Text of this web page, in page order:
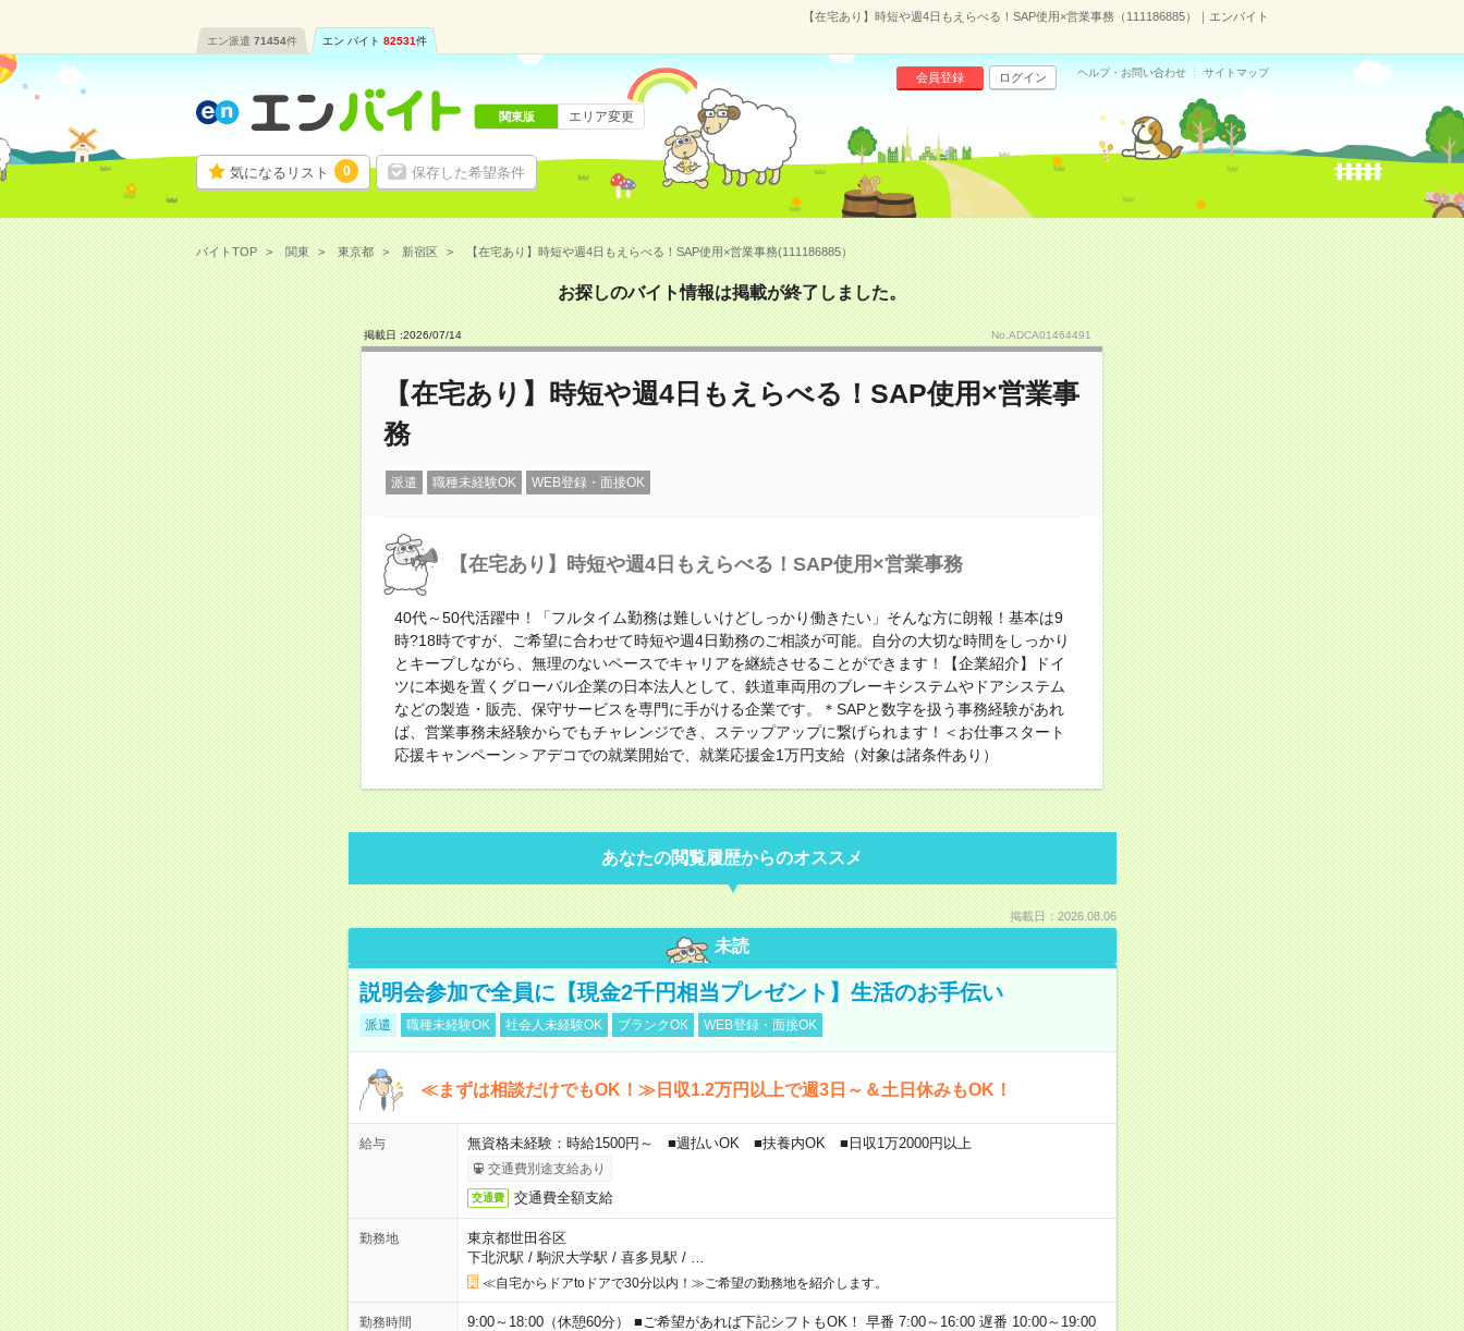
【在宅あり】時短や週4日もえらべる！SAP使用×営業事務（111186885）｜エンバイト
エン派遣 71454件 エン バイト 82531件
気になるリスト 0 保存した希望条件
会員登録 ログイン ヘルプ・お問い合わせ サイトマップ
関東版 エリア変更
バイトTOP 関東 東京都 新宿区 【在宅あり】時短や週4日もえらべる！SAP使用×営業事務(111186885）
お探しのバイト情報は掲載が終了しました。
掲載日 :2026/07/14 No.ADCA01464491
【在宅あり】時短や週4日もえらべる！SAP使用×営業事
務
派遣 職種未経験OK WEB登録・面接OK
【在宅あり】時短や週4日もえらべる！SAP使用×営業事務
40代～50代活躍中！「フルタイム勤務は難しいけどしっかり働きたい」そんな方に朗報！基本は9
時?18時ですが、ご希望に合わせて時短や週4日勤務のご相談が可能。自分の大切な時間をしっかり
とキープしながら、無理のないペースでキャリアを継続させることができます！【企業紹介】ドイ
ツに本拠を置くグローバル企業の日本法人として、鉄道車両用のブレーキシステムやドアシステム
などの製造・販売、保守サービスを専門に手がける企業です。＊SAPと数字を扱う事務経験があれ
ば、営業事務未経験からでもチャレンジでき、ステップアップに繋げられます！＜お仕事スタート
応援キャンペーン＞アデコでの就業開始で、就業応援金1万円支給（対象は諸条件あり）
あなたの閲覧履歴からのオススメ
掲載日：2026.08.06
未読
説明会参加で全員に【現金2千円相当プレゼント】生活のお手伝い
派遣 職種未経験OK 社会人未経験OK ブランクOK WEB登録・面接OK
≪まずは相談だけでもOK！≫日収1.2万円以上で週3日～＆土日休みもOK！
給与 無資格未経験：時給1500円～ ■週払いOK ■扶養内OK ■日収1万2000円以上
交通費別途支給あり
交通費 交通費全額支給
勤務地
東京都世田谷区
下北沢駅 / 駒沢大学駅 / 喜多見駅 /
≪自宅からドアtoドアで30分以内！≫ご希望の勤務地を紹介します。
勤務時間
9:00～18:00（休憩60分） ■ご希望があれば下記シフトもOK！ 早番 7:00～16:00 遅番 10:00～19:00